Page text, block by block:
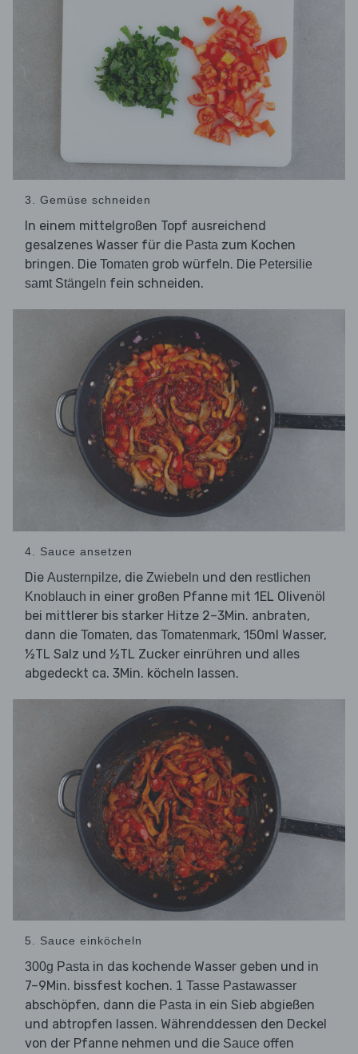
3. Gemüse schneiden
In einem mittelgroßen Topf ausreichend
gesalzenes Wasser für die Pasta zum Kochen
bringen. Die Tomaten grob würfeln. Die Petersilie
samt Stängeln fein schneiden.
4. Sauce ansetzen
Die Austernpilze, die Zwiebeln und den restlichen
Knoblauch in einer großen Pfanne mit 1EL Olivenöl
bei mittlerer bis starker Hitze 2–3Min. anbraten,
dann die Tomaten, das Tomatenmark, 150ml Wasser,
½TL Salz und ½TL Zucker einrühren und alles
abgedeckt ca. 3Min. köcheln lassen.
5. Sauce einköcheln
300g Pasta in das kochende Wasser geben und in
7–9Min. bissfest kochen. 1 Tasse Pastawasser
abschöpfen, dann die Pasta in ein Sieb abgießen
und abtropfen lassen. Währenddessen den Deckel
von der Pfanne nehmen und die Sauce offen